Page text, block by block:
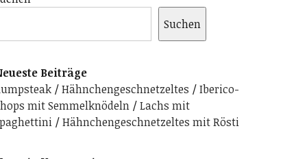
Suchen
Beiträge
Hähnchengeschnetzeltes
Iberico-
mit Semmelknödeln
Lachs mit
Hähnchengeschnetzeltes mit Rösti